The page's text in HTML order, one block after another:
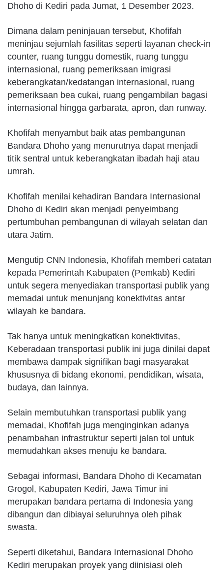
Dhoho di Kediri pada Jumat, 1 Desember 2023.
Dimana dalam peninjauan tersebut, Khofifah
meninjau sejumlah fasilitas seperti layanan check-in
counter, ruang tunggu domestik, ruang tunggu
internasional, ruang pemeriksaan imigrasi
keberangkatan/kedatangan internasional, ruang
pemeriksaan bea cukai, ruang pengambilan bagasi
internasional hingga garbarata, apron, dan runway.
Khofifah menyambut baik atas pembangunan
Bandara Dhoho yang menurutnya dapat menjadi
titik sentral untuk keberangkatan ibadah haji atau
umrah.
Khofifah menilai kehadiran Bandara Internasional
Dhoho di Kediri akan menjadi penyeimbang
pertumbuhan pembangunan di wilayah selatan dan
utara Jatim.
Mengutip CNN Indonesia, Khofifah memberi catatan
kepada Pemerintah Kabupaten (Pemkab) Kediri
untuk segera menyediakan transportasi publik yang
memadai untuk menunjang konektivitas antar
wilayah ke bandara.
Tak hanya untuk meningkatkan konektivitas,
Keberadaan transportasi publik ini juga dinilai dapat
membawa dampak signifikan bagi masyarakat
khususnya di bidang ekonomi, pendidikan, wisata,
budaya, dan lainnya.
Selain membutuhkan transportasi publik yang
memadai, Khofifah juga menginginkan adanya
penambahan infrastruktur seperti jalan tol untuk
memudahkan akses menuju ke bandara.
Sebagai informasi, Bandara Dhoho di Kecamatan
Grogol, Kabupaten Kediri, Jawa Timur ini
merupakan bandara pertama di Indonesia yang
dibangun dan dibiayai seluruhnya oleh pihak
swasta.
Seperti diketahui, Bandara Internasional Dhoho
Kediri merupakan proyek yang diinisiasi oleh